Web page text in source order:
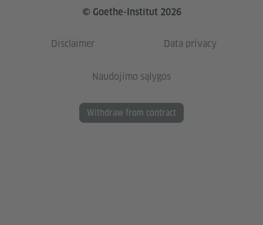
© Goethe-Institut 2026
Disclaimer Data privacy
Naudojimo sąlygos
Withdraw from contract